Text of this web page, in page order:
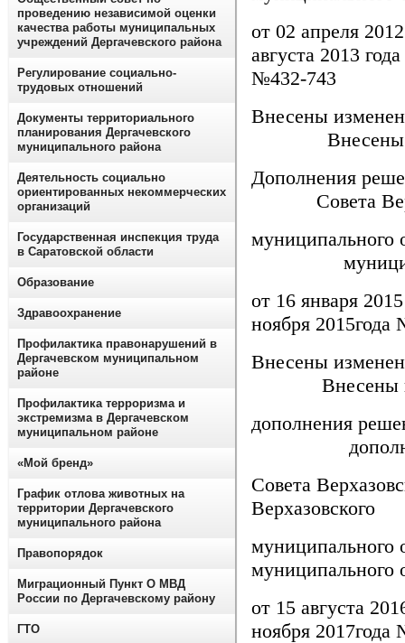
от 02
августа 2013
№432-743
Внесены
Совета
от 16
ноября 2015года
Внесены
Внесены
Совета
Верхазовского
муниципального
от 15
ноября 2017года
проведению независимой оценки
качества работы муниципальных
учреждений Дергачевского района
Регулирование социально-
трудовых отношений
Документы территориального
планирования Дергачевского
муниципального района
Деятельность социально
ориентированных некоммерческих
организаций
Государственная инспекция труда
в Саратовской области
Образование
Здравоохранение
Профилактика правонарушений в
Дергачевском муниципальном
районе
Профилактика терроризма и
экстремизма в Дергачевском
муниципальном районе
«Мой бренд»
График отлова животных на
территории Дергачевского
муниципального района
Правопорядок
Миграционный Пункт О МВД
России по Дергачевскому району
ГТО